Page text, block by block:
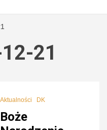
21
Aktualności DK
Boże